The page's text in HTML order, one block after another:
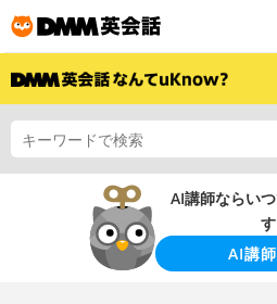
AI講師ならい
す
AI講